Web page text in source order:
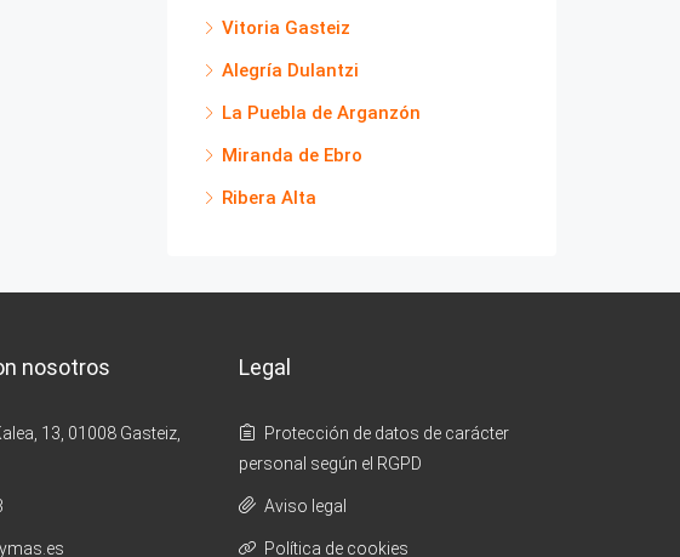
Vitoria Gasteiz
Alegría Dulantzi
La Puebla de Arganzón
Miranda de Ebro
Ribera Alta
nosotros
13, 01008 Gasteiz,
Legal
Protección de datos de carácter
personal según el RGPD
Aviso legal
Política de cookies